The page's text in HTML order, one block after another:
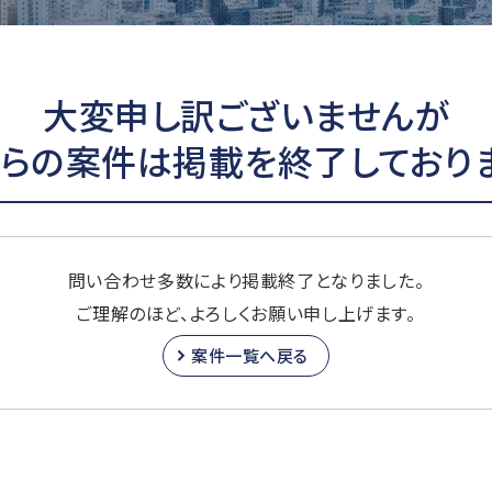
大変申し訳ございませんが
の案件は掲載を終了しており
問い合わせ多数により掲載終了となりました。
ご理解のほど、よろしくお願い申し上げます。
案件一覧へ戻る